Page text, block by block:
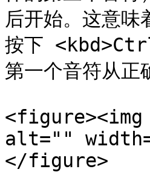
后开始。这意
按下
第一个音符从
alt=""
</figure>